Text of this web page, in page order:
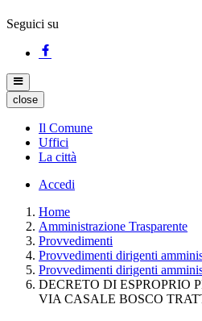
Seguici su
close
Il Comune
Uffici
La città
Accedi
Home
Amministrazione Trasparente
Provvedimenti
Provvedimenti dirigenti
Provvedimenti dirigenti
DECRETO DI ESPROPRIO
VIA CASALE BOSCO